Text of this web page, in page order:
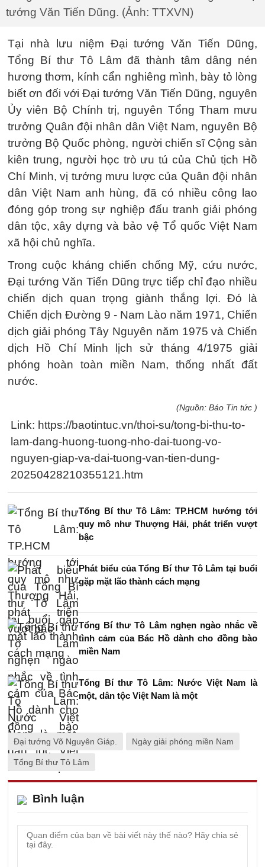
tướng Văn Tiến Dũng. (Ảnh: TTXVN)
Tại nhà lưu niệm Đại tướng Văn Tiến Dũng,
Tổng Bí thư Tô Lâm đã thành tâm dâng nén
hương thơm, kính cẩn nghiêng mình, bày tỏ lòng
biết ơn đối với Đại tướng Văn Tiến Dũng, nguyên
Ủy viên Bộ Chính trị, nguyên Tổng Tham mưu
trưởng Quân đội nhân dân Việt Nam, nguyên Bộ
trưởng Bộ Quốc phòng, người chiến sĩ Cộng sản
kiên trung, người học trò ưu tú của Chủ tịch Hồ
Chí Minh, vị tướng mưu lược của Quân đội nhân
dân Việt Nam anh hùng, đã có nhiều công lao
đóng góp trong sự nghiệp đấu tranh giải phóng
dân tộc, xây dựng và bảo vệ Tổ quốc Việt Nam
xã hội chủ nghĩa.
Trong cuộc kháng chiến chống Mỹ, cứu nước,
Đại tướng Văn Tiến Dũng trực tiếp chỉ đạo nhiều
chiến dịch quan trọng giành thắng lợi. Đó là
Chiến dịch Đường 9 - Nam Lào năm 1971, Chiến
dịch giải phóng Tây Nguyên năm 1975 và Chiến
dịch Hồ Chí Minh lịch sử tháng 4/1975 giải
phóng hoàn toàn miền Nam, thống nhất đất
nước.
(Nguồn: Báo Tin tức )
Link: https://baotintuc.vn/thoi-su/tong-bi-thu-to-
lam-dang-huong-tuong-nho-dai-tuong-vo-
nguyen-giap-va-dai-tuong-van-tien-dung-
20250428210355121.htm
Tổng Bí thư Tô Lâm: TP.HCM hướng tới
quy mô như Thượng Hải, phát triển vượt
bậc
Phát biểu của Tổng Bí thư Tô Lâm tại buổi
gặp mặt lão thành cách mạng
Tổng Bí thư Tô Lâm nghẹn ngào nhắc về
tình cảm của Bác Hồ dành cho đồng bào
miền Nam
Tổng Bí thư Tô Lâm: Nước Việt Nam là
một, dân tộc Việt Nam là một
Đại tướng Võ Nguyên Giáp. Ngày giải phóng miền Nam
Tổng Bí thư Tô Lâm
Bình luận